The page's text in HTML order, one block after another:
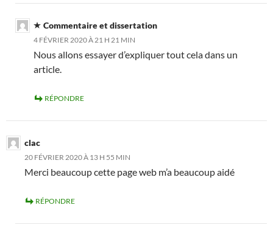
Commentaire et dissertation
4 FÉVRIER 2020 À 21 H 21 MIN
Nous allons essayer d’expliquer tout cela dans un
article.
RÉPONDRE
clac
20 FÉVRIER 2020 À 13 H 55 MIN
Merci beaucoup cette page web m’a beaucoup aidé
RÉPONDRE